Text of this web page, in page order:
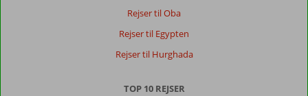
Rejser til Oba
Rejser til Egypten
Rejser til Hurghada
TOP 10 REJSER